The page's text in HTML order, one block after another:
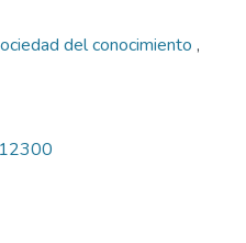
del conocimiento ,